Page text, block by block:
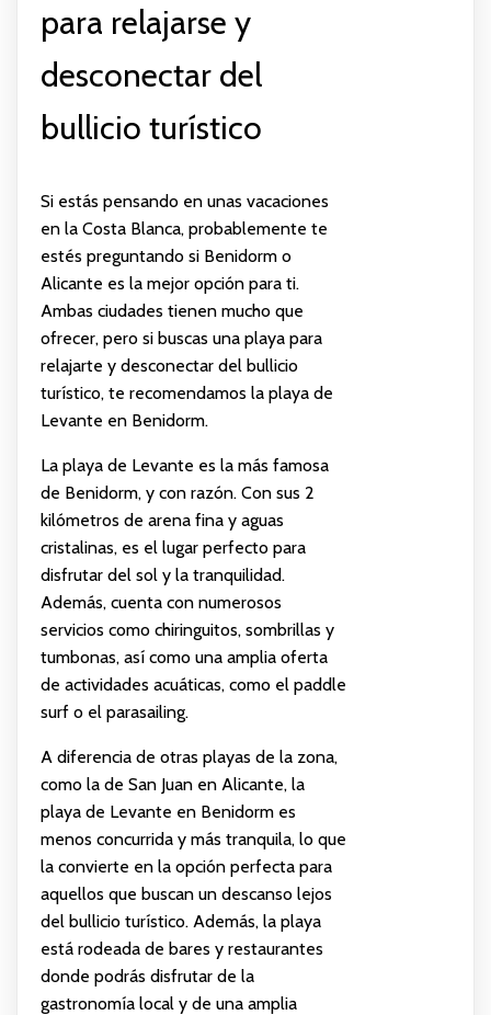
para relajarse y
desconectar del
bullicio turístico
Si estás pensando en unas vacaciones
en la Costa Blanca, probablemente te
estés preguntando si Benidorm o
Alicante es la mejor opción para ti.
Ambas ciudades tienen mucho que
ofrecer, pero si buscas una playa para
relajarte y desconectar del bullicio
turístico, te recomendamos la playa de
Levante en Benidorm.
La playa de Levante es la más famosa
de Benidorm, y con razón. Con sus 2
kilómetros de arena fina y aguas
cristalinas, es el lugar perfecto para
disfrutar del sol y la tranquilidad.
Además, cuenta con numerosos
servicios como chiringuitos, sombrillas y
tumbonas, así como una amplia oferta
de actividades acuáticas, como el paddle
surf o el parasailing.
A diferencia de otras playas de la zona,
como la de San Juan en Alicante, la
playa de Levante en Benidorm es
menos concurrida y más tranquila, lo que
la convierte en la opción perfecta para
aquellos que buscan un descanso lejos
del bullicio turístico. Además, la playa
está rodeada de bares y restaurantes
donde podrás disfrutar de la
gastronomía local y de una amplia